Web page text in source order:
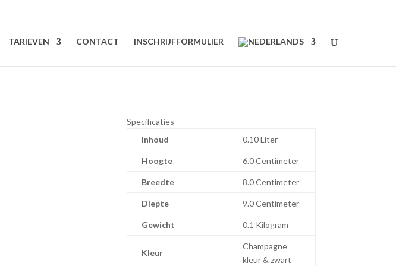
TARIEVEN CONTACT INSCHRIJFFORMULIER
Specificaties
Inhoud
0.10 Liter
Hoogte 6.0 Centimeter
Breedte 8.0 Centimeter
Diepte 9.0 Centimeter
Gewicht 0.1 Kilogram
Kleur
Champagne
kleur & zwart